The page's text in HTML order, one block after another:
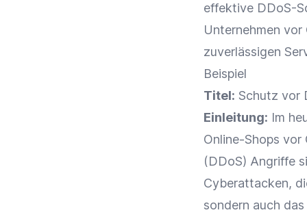
effektive DDoS-
Unternehmen
zuverlässigen
Beispiel
Titel: Schutz vor
Einleitung: Im
Online-Shops vor
(DDoS) Angriffe
Cyberattacken,
sondern auch